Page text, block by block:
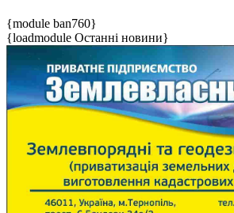
{module ban760}
{loadmodule Останні новини}